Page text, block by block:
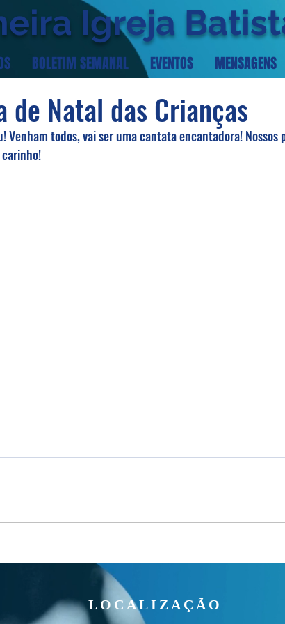
BOLETIM SEMANAL EVENTOS MENSAGENS
Igreja
de Natal das Crianças
Venham todos, vai ser uma cantata encantadora!
LOCALIZAÇÃO